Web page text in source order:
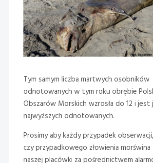
Tym samym liczba martwych osobników
odnotowanych w tym roku obrębie
Obszarów Morskich wzrosła do 12 i jest
najwyższych odnotowanych.
Prosimy aby każdy przypadek
czy przypadkowego złowienia morświna
naszej placówki za pośrednictwem